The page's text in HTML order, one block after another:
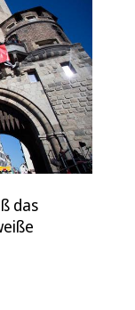
das